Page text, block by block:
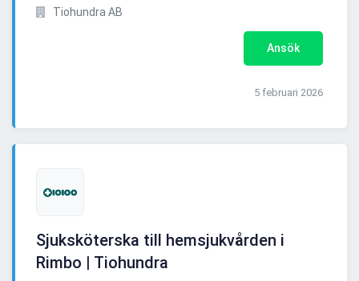
Tiohundra AB
Ansök
5 februari 2026
Sjuksköterska till hemsjukvården i
Rimbo | Tiohundra